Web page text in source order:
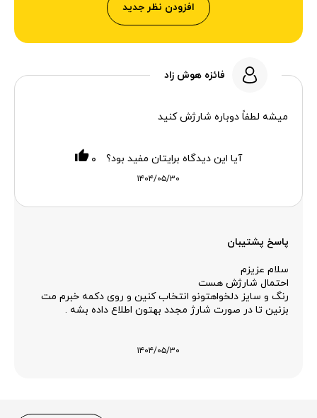
افزودن نظر جدید
فائزه هوش زاد
میشه لطفاً دوباره شارژش کنید
۱۴۰۴/۰۵/۳۰
آیا این دیدگاه برایتان مفید بود؟ ۰
پاسخ پشتیبان
سلام عزیزم
احتمال شارژش هست
رنگ و سایز دلخواهتونو انتخاب کنین و روی دکمه خبرم مت
بزنین تا در صورت شارژ مجدد بهتون اطلاع داده بشه .
۱۴۰۴/۰۵/۳۰